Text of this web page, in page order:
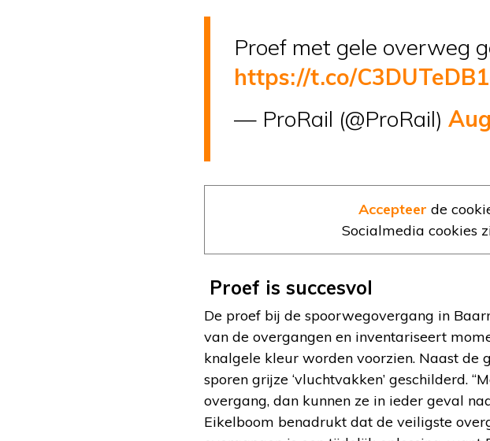
Proef met gele overweg
https://t.co/
— ProRail (@ProRail)
Accepteer de
Socialmedia cookies
Proef is succesvol
De proef bij de spoorwegovergang in
van de overgangen en inventariseert
knalgele kleur worden voorzien. Naast
sporen grijze ‘vluchtvakken’ geschilderd.
overgang, dan kunnen ze in ieder geval
Eikelboom benadrukt dat de veiligste